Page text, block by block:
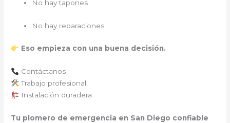
No hay tapones
No hay reparaciones
Eso empieza con una buena decisión.
Contáctanos
Trabajo profesional
Instalación duradera
Tu plomero de emergencia en San Diego confiable